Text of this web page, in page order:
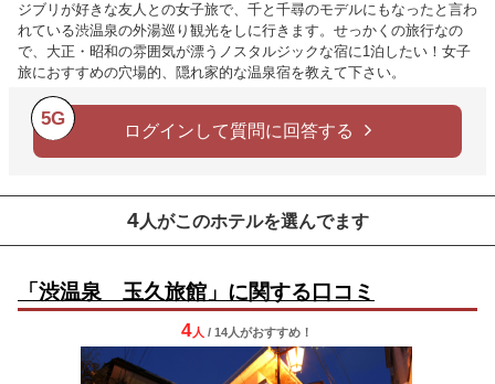
ジブリが好きな友人との女子旅で、千と千尋のモデルにもなったと言わ
れている渋温泉の外湯巡り観光をしに行きます。せっかくの旅行なの
で、大正・昭和の雰囲気が漂うノスタルジックな宿に1泊したい！女子
旅におすすめの穴場的、隠れ家的な温泉宿を教えて下さい。
5G
ログインして質問に回答する
4人がこのホテルを選んでます
「渋温泉 玉久旅館」に関する口コミ
4人 / 14人がおすすめ！